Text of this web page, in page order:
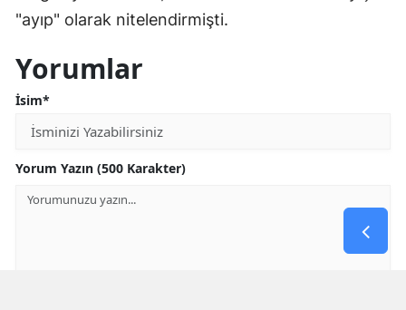
"ayıp" olarak nitelendirmişti.
Yorumlar
İsim*
Yorum Yazın (500 Karakter)